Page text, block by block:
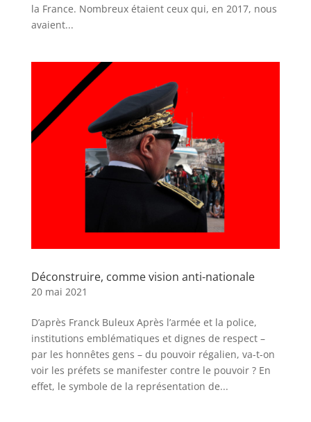
la France. Nombreux étaient ceux qui, en 2017, nous
avaient...
Déconstruire, comme vision anti-nationale
20 mai 2021
D’après Franck Buleux Après l’armée et la police,
institutions emblématiques et dignes de respect –
par les honnêtes gens – du pouvoir régalien, va-t-on
voir les préfets se manifester contre le pouvoir ? En
effet, le symbole de la représentation de...